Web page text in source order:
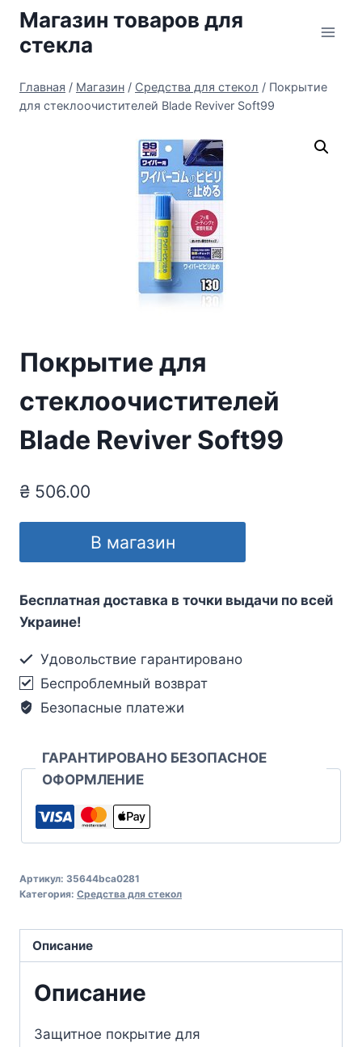
Перейти
содержимому
Магазин товаров для
стекла
Главная / Магазин / Средства для стекол / Покрытие
для стеклоочистителей Blade Reviver Soft99
Покрытие для
стеклоочистителей
Blade Reviver Soft99
₴ 506.00
В магазин
Бесплатная доставка в точки выдачи по всей
Украине!
Удовольствие гарантировано
Беспроблемный возврат
Безопасные платежи
ГАРАНТИРОВАНО БЕЗОПАСНОЕ
ОФОРМЛЕНИЕ
Артикул: 35644bca0281
Категория: Средства для стекол
Описание
Описание
Защитное покрытие для